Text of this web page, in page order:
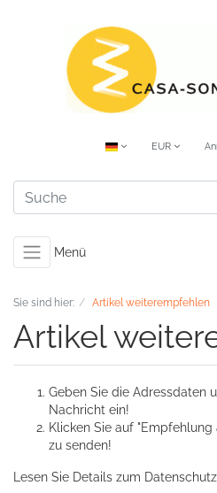
EUR
Menü
Sie sind hier: Artikel weiterempfehlen
Artikel
Geben Sie die Adressdaten
Nachricht ein!
Klicken Sie auf "Empfehlung
zu senden!
Lesen Sie Details zum Datenschutz